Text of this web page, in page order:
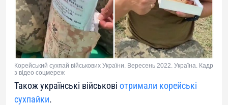
Корейський сухпай військових України. Вересень 2022. Україна. Кадр
з відео соцмереж
Також українські військові отримали корейські
сухпайки.